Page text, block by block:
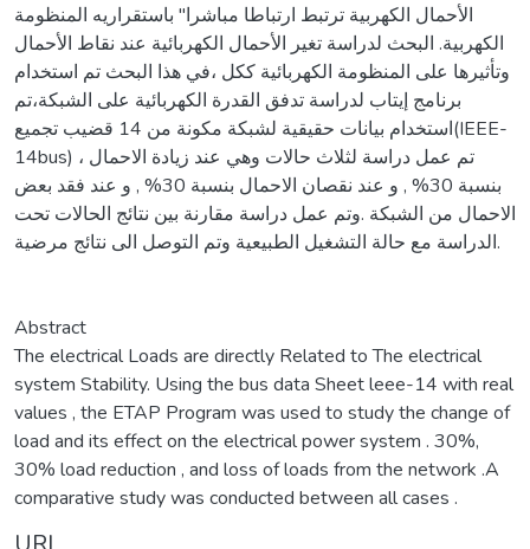
الأحمال الكهربية ترتبط ارتباطا مباشرا" باستقراريه المنظومة
الكهربية. البحث لدراسة تغير الأحمال الكهربائية عند نقاط الأحمال
وتأثيرها على المنظومة الكهربائية ككل ،في هذا البحث تم استخدام
برنامج إيتاب لدراسة تدفق القدرة الكهربائية على الشبكة،تم
استخدام بيانات حقيقية لشبكة مكونة من 14 قضيب تجميع(IEEE-
14bus) ، تم عمل دراسة لثلاث حالات وهي عند زيادة الاحمال
بنسبة 30% , و عند نقصان الاحمال بنسبة 30% , و عند فقد بعض
الاحمال من الشبكة .وتم عمل دراسة مقارنة بين نتائج الحالات تحت
الدراسة مع حالة التشغيل الطبيعية وتم التوصل الى نتائج مرضية.
Abstract
The electrical Loads are directly Related to The electrical
system Stability. Using the bus data Sheet leee-14 with real
values , the ETAP Program was used to study the change of
load and its effect on the electrical power system . 30%,
30% load reduction , and loss of loads from the network .A
comparative study was conducted between all cases .